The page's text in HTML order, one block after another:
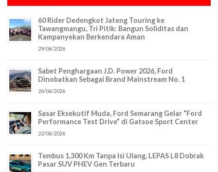
60 Rider Dedengkot Jateng Touring ke
Tawangmangu, Tri Pitik: Bangun Soliditas dan
Kampanyekan Berkendara Aman
29/06/2026
Sabet Penghargaan J.D. Power 2026, Ford
Dinobatkan Sebagai Brand Mainstream No. 1
26/06/2026
Sasar Eksekutif Muda, Ford Semarang Gelar “Ford
Performance Test Drive” di Gatsoe Sport Center
22/06/2026
Tembus 1.300 Km Tanpa Isi Ulang, LEPAS L8 Dobrak
Pasar SUV PHEV Gen Terbaru